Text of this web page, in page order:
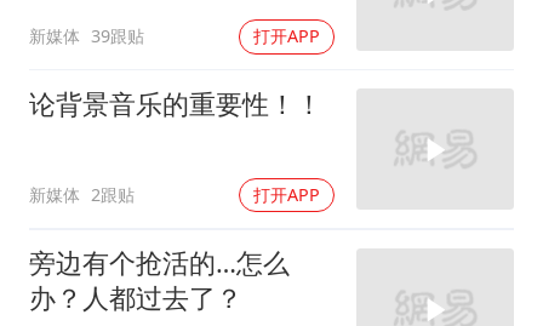
新媒体 39跟贴 打开APP
论背景音乐的重要性！！
新媒体 2跟贴 打开APP
旁边有个抢活的…怎么
办？人都过去了？